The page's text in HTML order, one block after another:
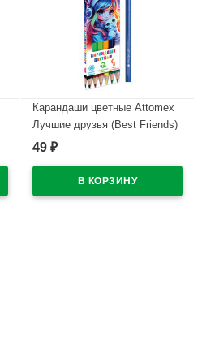
Карандаши цветные Attomex
Лучшие друзья (Best Friends)
6 цветов 2М 2,65 мм
49 ₽